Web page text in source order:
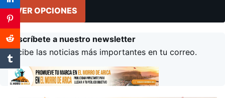
VER OPCIONES
Suscríbete a nuestro newsletter
Recibe las noticias más importantes en tu correo.